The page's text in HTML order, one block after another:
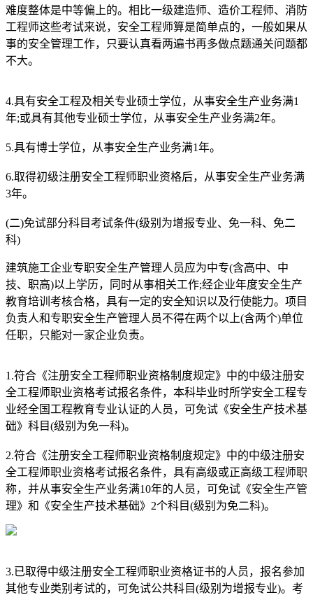
难度整体是中等偏上的。相比一级建造师、造价工程师、消防
工程师这些考试来说，安全工程师算是简单点的，一般如果从
事的安全管理工作，只要认真看两遍书再多做点题通关问题都
不大。
4.具有安全工程及相关专业硕士学位，从事安全生产业务满1
年;或具有其他专业硕士学位，从事安全生产业务满2年。
5.具有博士学位，从事安全生产业务满1年。
6.取得初级注册安全工程师职业资格后，从事安全生产业务满
3年。
(二)免试部分科目考试条件(级别为增报专业、免一科、免二
科)
建筑施工企业专职安全生产管理人员应为中专(含高中、中
技、职高)以上学历，同时从事相关工作;经企业年度安全生产
教育培训考核合格，具有一定的安全知识以及行使能力。项目
负责人和专职安全生产管理人员不得在两个以上(含两个)单位
任职，只能对一家企业负责。
1.符合《注册安全工程师职业资格制度规定》中的中级注册安
全工程师职业资格考试报名条件，本科毕业时所学安全工程专
业经全国工程教育专业认证的人员，可免试《安全生产技术基
础》科目(级别为免一科)。
2.符合《注册安全工程师职业资格制度规定》中的中级注册安
全工程师职业资格考试报名条件，具有高级或正高级工程师职
称，并从事安全生产业务满10年的人员，可免试《安全生产管
理》和《安全生产技术基础》2个科目(级别为免二科)。
3.已取得中级注册安全工程师职业资格证书的人员，报名参加
其他专业类别考试的，可免试公共科目(级别为增报专业)。考